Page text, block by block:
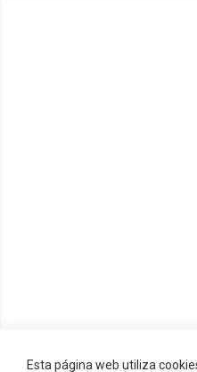
Esta página web utiliza